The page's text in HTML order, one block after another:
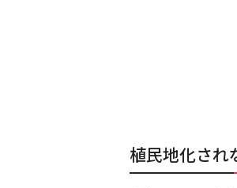
植民地化され